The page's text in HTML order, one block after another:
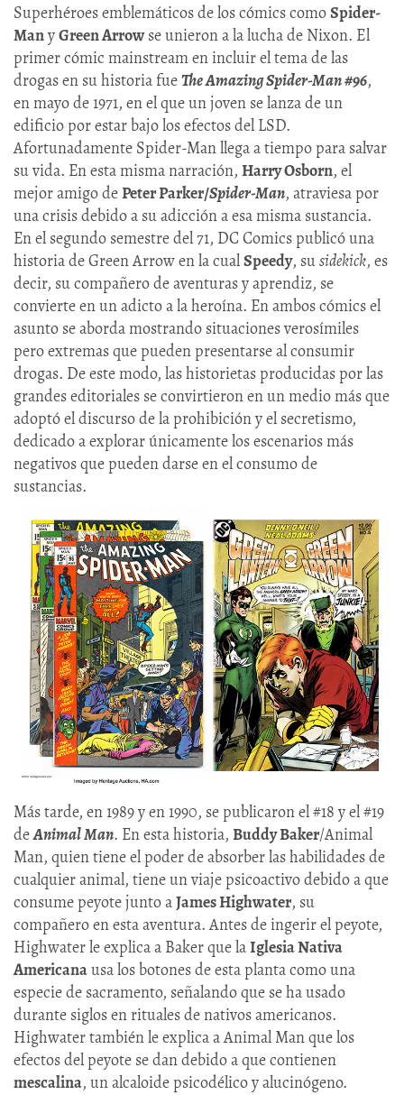
Superhéroes emblemáticos de los cómics comoSpider-
ManyGreen Arrowse unieron a la lucha de Nixon. El
primer cómic mainstream en incluir el tema de las
drogas en su historia fueThe Amazing Spider-Man #96,
en mayo de 1971, en el que un joven se lanza de un
edificio por estar bajo los efectos del LSD.
Afortunadamente Spider-Man llega a tiempo para salvar
su vida. En esta misma narración, Harry Osborn, el
mejor amigo dePeter Parker/Spider-Man, atraviesa por
una crisis debido a su adicción a esa misma sustancia.
En el segundo semestre del 71, DC Comics publicó una
historia de Green Arrow en la cualSpeedy, susidekick, es
decir, su compañero de aventuras y aprendiz, se
convierte en un adicto a la heroína. En ambos cómics el
asunto se aborda mostrando situaciones verosímiles
pero extremas que pueden presentarse al consumir
drogas. De este modo, las historietas producidas por las
grandes editoriales se convirtieron en un medio más que
adoptó el discurso de la prohibición y el secretismo,
dedicado a explorar únicamente los escenarios más
negativos que pueden darse en el consumo de
sustancias.
Más tarde, en 1989 y en 1990, se publicaron el #18 y el #19
deAnimal Man. En esta historia, Buddy Baker/Animal
Man, quien tiene el poder de absorber las habilidades de
cualquier animal, tiene un viaje psicoactivo debido a que
consume peyote junto aJames Highwater, su
compañero en esta aventura. Antes de ingerir el peyote,
Highwater le explica a Baker que laIglesia Nativa
Americanausa los botones de esta planta como una
especie de sacramento, señalando que se ha usado
durante siglos en rituales de nativos americanos.
Highwater también le explica a Animal Man que los
efectos del peyote se dan debido a que contienen
mescalina, un alcaloide psicodélico y alucinógeno.